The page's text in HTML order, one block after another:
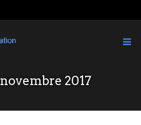
novembre 2017